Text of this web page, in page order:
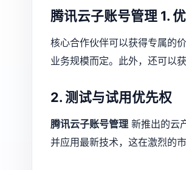
腾讯云子账号管理 1.
核心合作伙伴可以获得专属的
业务规模而定。此外，还可以
2. 测试与试用优先权
腾讯云子账号管理 新推出的云
并应用最新技术，这在激烈的